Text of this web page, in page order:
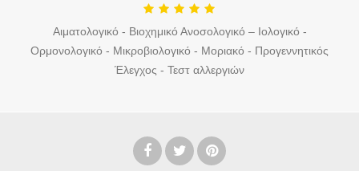
Αιματολογικό - Βιοχημικό Ανοσολογικό – Ιολογικό -
Ορμονολογικό - Μικροβιολογικό - Μοριακό - Προγεννητικός
Έλεγχος - Τεστ αλλεργιών